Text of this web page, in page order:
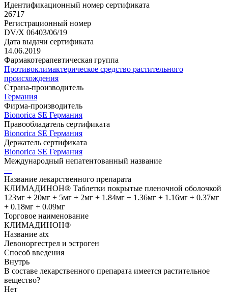
Идентификационный номер сертификата
26717
Регистрационный номер
DV/X 06403/06/19
Дата выдачи сертификата
14.06.2019
Фармакотерапевтическая группа
Противоклимактерическое средство растительного
происхождения
Страна-производитель
Германия
Фирма-производитель
Bionorica SE Германия
Правообладатель сертификата
Bionorica SE Германия
Держатель сертификата
Bionorica SE Германия
Международный непатентованный название
—
Название лекарственного препарата
КЛИМАДИНОН® Таблетки покрытые пленочной оболочкой
123мг + 20мг + 5мг + 2мг + 1.84мг + 1.36мг + 1.16мг + 0.37мг
+ 0.18мг + 0.09мг
Торговое наименование
КЛИМАДИНОН®
Название atx
Левоноргестрел и эстроген
Способ введения
Внутрь
В составе лекарственного препарата имеется растительное
вещество?
Нет